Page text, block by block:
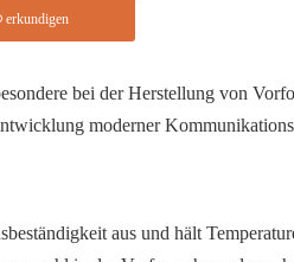
erkundigen
bei der Herstellung von
moderner
aus und hält